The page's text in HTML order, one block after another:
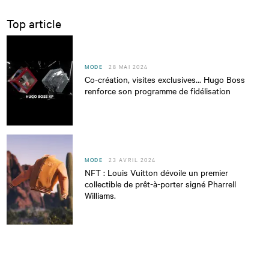
Top article
MODE 28 MAI 2024
Co-création, visites exclusives... Hugo Boss
renforce son programme de fidélisation
MODE 23 AVRIL 2024
NFT : Louis Vuitton dévoile un premier
collectible de prêt-à-porter signé Pharrell
Williams.